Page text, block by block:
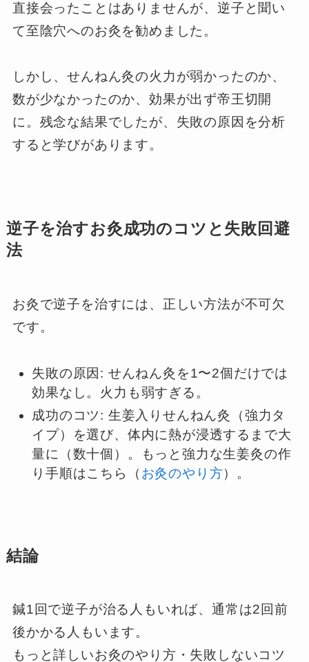
直接会ったことはありませんが、逆子と聞い
て至陰穴へのお灸を勧めました。
しかし、せんねん灸の火力が弱かったのか、
数が少なかったのか、効果が出ず帝王切開
に。残念な結果でしたが、失敗の原因を分析
すると学びがあります。
逆子を治すお灸成功のコツと失敗回避
法
お灸で逆子を治すには、正しい方法が不可欠
です。
失敗の原因: せんねん灸を1〜2個だけでは
効果なし。火力も弱すぎる。
成功のコツ: 生姜入りせんねん灸（強力タ
イプ）を選び、体内に熱が浸透するまで大
量に（数十個）。もっと強力な生姜灸の作
り手順はこちら（ お灸のやり方）。
結論
鍼1回で逆子が治る人もいれば、通常は2回前
後かかる人もいます。
もっと詳しいお灸のやり方・失敗しないコツ